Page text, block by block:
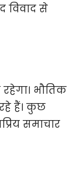
विवाद से
भौतिक
हैं। कुछ
समाचार